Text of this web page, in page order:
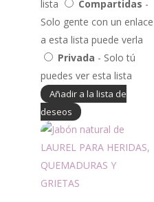
lista Compartidas -
Solo gente con un enlace
a esta lista puede verla
Privada - Solo tú
puedes ver esta lista
Añadir a la lista de
deseos